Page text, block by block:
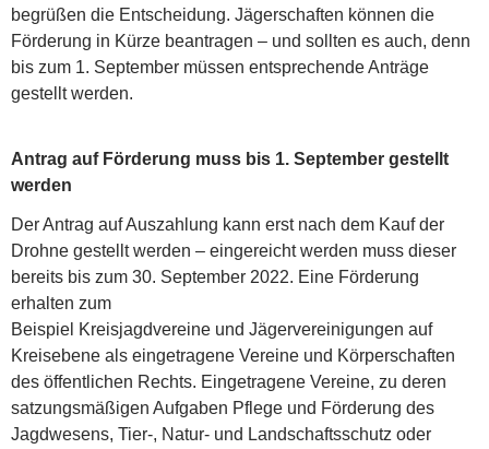
begrüßen die Entscheidung. Jägerschaften können die
Förderung in Kürze beantragen – und sollten es auch, denn
bis zum 1. September müssen entsprechende Anträge
gestellt werden.
Antrag auf Förderung muss bis 1. September gestellt
werden
Der Antrag auf Auszahlung kann erst nach dem Kauf der
Drohne gestellt werden – eingereicht werden muss dieser
bereits bis zum 30. September 2022. Eine Förderung
erhalten zum
Beispiel Kreisjagdvereine und Jägervereinigungen auf
Kreisebene als eingetragene Vereine und Körperschaften
des öffentlichen Rechts. Eingetragene Vereine, zu deren
satzungsmäßigen Aufgaben Pflege und Förderung des
Jagdwesens, Tier-, Natur- und Landschaftsschutz oder